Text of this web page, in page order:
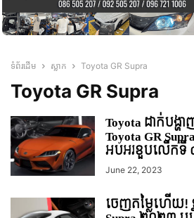
ទំព័រដើម ស្លាក Toyota GR Supra
Toyota GR Supra
Toyota ដាក់ប
Toyota GR
អបអរខួបលើកទី ៤
June 22, 2023
ចេញតម្លៃហើយ!